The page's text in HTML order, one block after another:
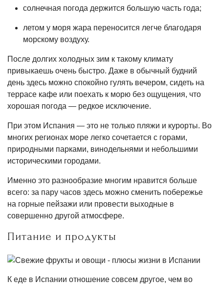
солнечная погода держится большую часть года;
летом у моря жара переносится легче благодаря
морскому воздуху.
После долгих холодных зим к такому климату
привыкаешь очень быстро. Даже в обычный будний
день здесь можно спокойно гулять вечером, сидеть на
террасе кафе или поехать к морю без ощущения, что
хорошая погода — редкое исключение.
При этом Испания — это не только пляжи и курорты. Во
многих регионах море легко сочетается с горами,
природными парками, винодельнями и небольшими
историческими городами.
Именно это разнообразие многим нравится больше
всего: за пару часов здесь можно сменить побережье
на горные пейзажи или провести выходные в
совершенно другой атмосфере.
Питание и продукты
К еде в Испании отношение совсем другое, чем во